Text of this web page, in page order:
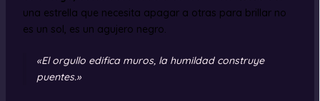
una estrella que necesita apagar a otras para brillar no
es un sol, es un agujero negro.
«El orgullo edifica muros, la humildad construye
puentes.»